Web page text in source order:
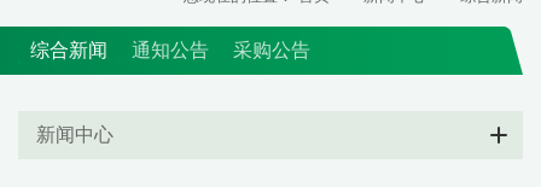
综合新闻 通知公告 采购公告
新闻中心